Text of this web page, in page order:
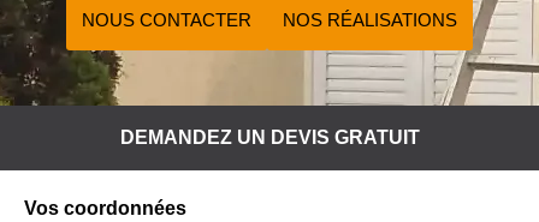
NOUS CONTACTER NOS RÉALISATIONS
DEMANDEZ UN DEVIS GRATUIT
Vos coordonnées